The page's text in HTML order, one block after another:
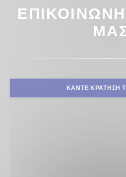
ΚΆΝΤΕ ΚΡΆΤΗΣΗ